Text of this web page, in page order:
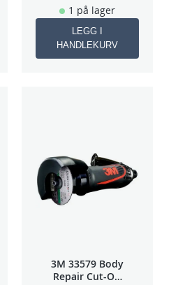
1 på lager
LEGG I
HANDLEKURV
3M 33579 Body
Repair Cut-Off